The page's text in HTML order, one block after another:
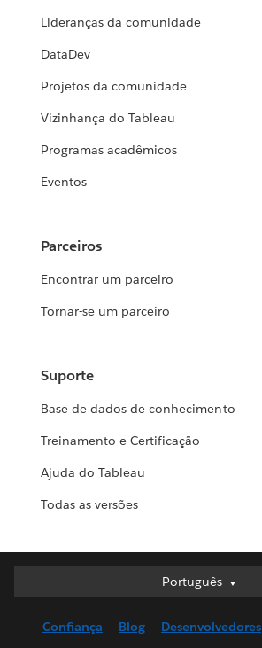
Lideranças da comunidade
DataDev
Projetos da comunidade
Vizinhança do Tableau
Programas acadêmicos
Eventos
Parceiros
Encontrar um parceiro
Tornar-se um parceiro
Suporte
Base de dados de conhecimento
Treinamento e Certificação
Ajuda do Tableau
Todas as versões
Português
Português
English (UK)
Confiança Blog Desenvolvedores